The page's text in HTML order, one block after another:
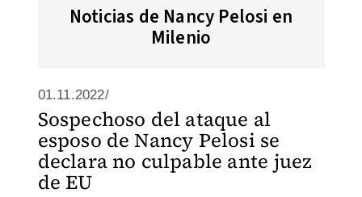
Noticias de Nancy Pelosi en
Milenio
01.11.2022/
Sospechoso del ataque al
esposo de Nancy Pelosi se
declara no culpable ante juez
de EU